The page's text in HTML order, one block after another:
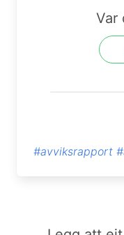
Var
#avviksrapport